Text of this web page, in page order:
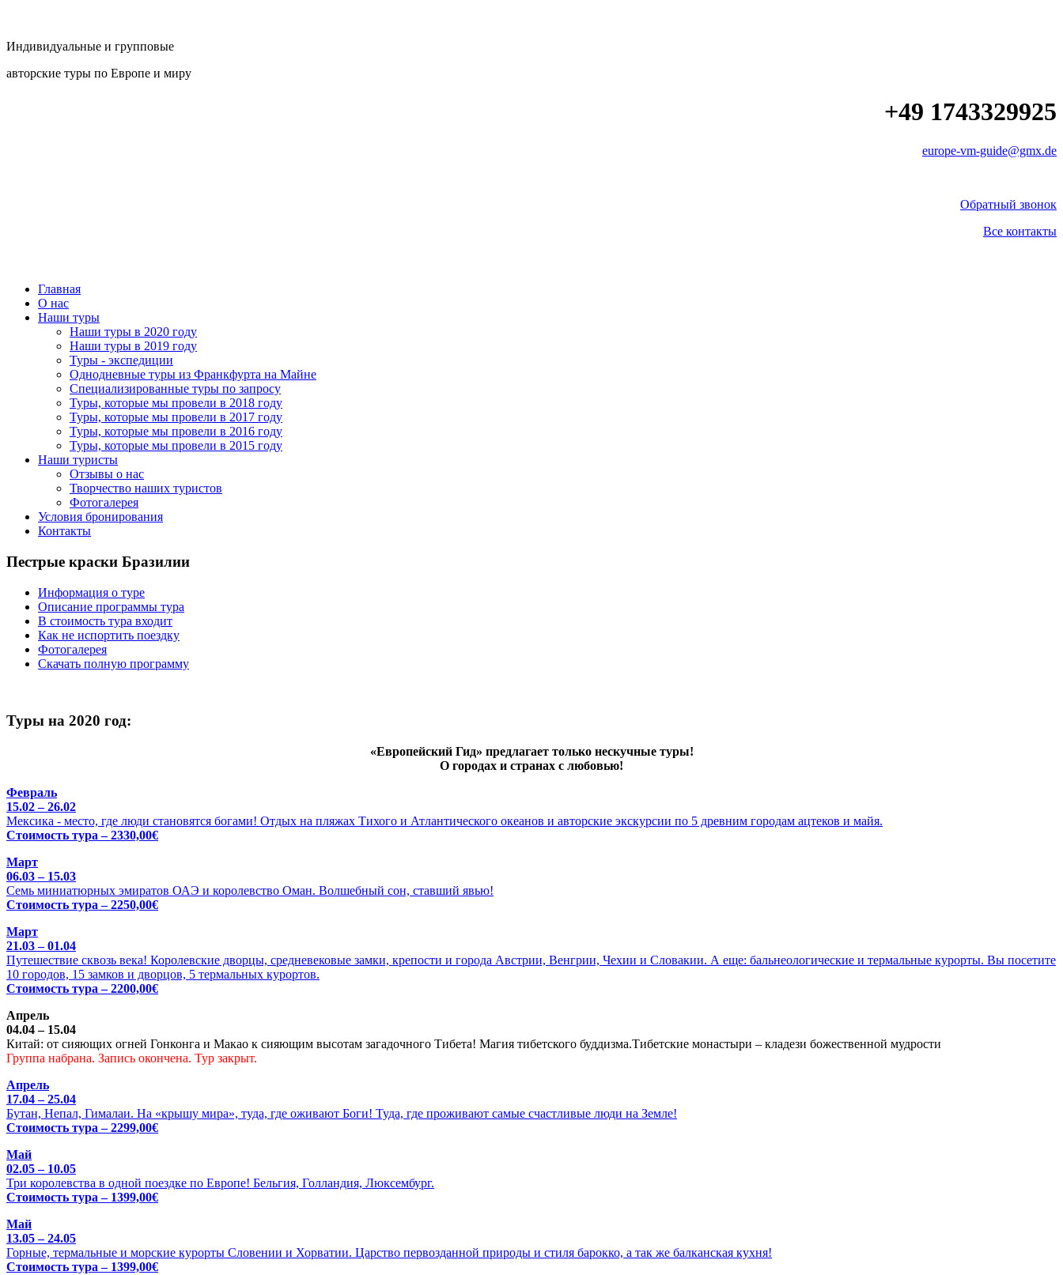
Индивидуальные и групповые
авторские туры по Европе и миру
+49 1743329925
europe-vm-guide@gmx.de
Обратный звонок
Все контакты
Главная
О нас
Наши туры
Наши туры в 2020 году
Наши туры в 2019 году
Туры - экспедиции
Однодневные туры из Франкфурта на Майне
Специализированные туры по запросу
Туры, которые мы провели в 2018 году
Туры, которые мы провели в 2017 году
Туры, которые мы провели в 2016 году
Туры, которые мы провели в 2015 году
Наши туристы
Отзывы о нас
Творчество наших туристов
Фотогалерея
Условия бронирования
Контакты
Пестрые краски Бразилии
Информация о туре
Описание программы тура
В стоимость тура входит
Как не испортить поездку
Фотогалерея
Скачать полную программу
Туры на 2020 год:
«Европейский Гид» предлагает только нескучные туры!
О городах и странах с любовью!
Февраль
15.02 – 26.02
Мексика - место, где люди становятся богами! Отдых на пляжах Тихого и Атлантического океанов и авторские экскурсии по 5 древним городам ацтеков и майя.
Стоимость тура – 2330,00€
Март
06.03 – 15.03
Семь миниатюрных эмиратов ОАЭ и королевство Оман. Волшебный сон, ставший явью!
Стоимость тура – 2250,00€
Март
21.03 – 01.04
Путешествие сквозь века! Королевские дворцы, средневековые замки, крепости и города Австрии, Венгрии, Чехии и Словакии. А еще: бальнеологические и термальные курорты. Вы посетите
10 городов, 15 замков и дворцов, 5 термальных курортов.
Стоимость тура – 2200,00€
Апрель
04.04 – 15.04
Китай: от сияющих огней Гонконга и Макао к сияющим высотам загадочного Тибета! Магия тибетского буддизма.Тибетские монастыри – кладези божественной мудрости
Группа набрана. Запись окончена. Тур закрыт.
Апрель
17.04 – 25.04
Бутан, Непал, Гималаи. На «крышу мира», туда, где оживают Боги! Туда, где проживают самые счастливые люди на Земле!
Стоимость тура – 2299,00€
Май
02.05 – 10.05
Три королевства в одной поездке по Европе! Бельгия, Голландия, Люксембург.
Стоимость тура – 1399,00€
Май
13.05 – 24.05
Горные, термальные и морские курорты Словении и Хорватии. Царство первозданной природы и стиля барокко, а так же балканская кухня!
Стоимость тура – 1399,00€